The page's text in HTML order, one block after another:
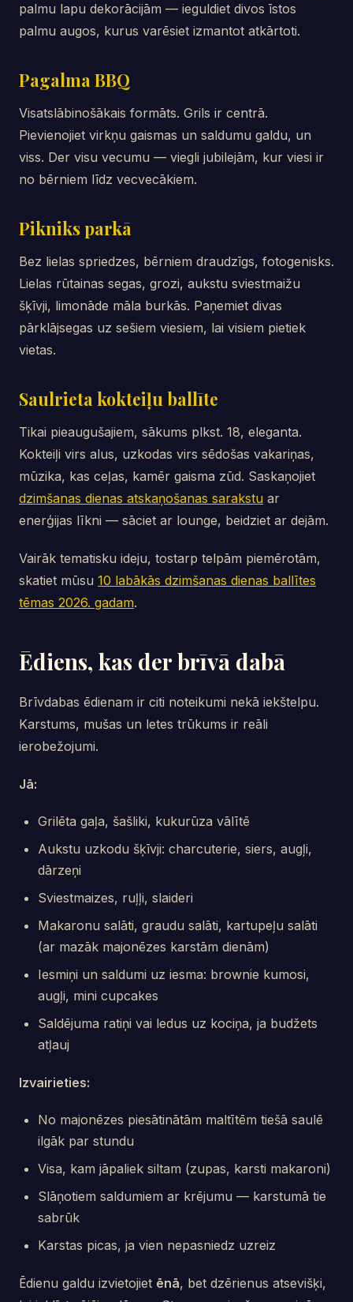
palmu lapu dekorācijām — ieguldiet divos īstos
palmu augos, kurus varēsiet izmantot atkārtoti.
Pagalma BBQ
Visatslābinošākais formāts. Grils ir centrā.
Pievienojiet virkņu gaismas un saldumu galdu, un
viss. Der visu vecumu — viegli jubilejām, kur viesi ir
no bērniem līdz vecvecākiem.
Pikniks parkā
Bez lielas spriedzes, bērniem draudzīgs, fotogenisks.
Lielas rūtainas segas, grozi, aukstu sviestmaižu
šķīvji, limonāde māla burkās. Paņemiet divas
pārklājsegas uz sešiem viesiem, lai visiem pietiek
vietas.
Saulrieta kokteiļu ballīte
Tikai pieaugušajiem, sākums plkst. 18, eleganta.
Kokteiļi virs alus, uzkodas virs sēdošas vakariņas,
mūzika, kas ceļas, kamēr gaisma zūd. Saskaņojiet
dzimšanas dienas atskaņošanas sarakstu ar
enerģijas līkni — sāciet ar lounge, beidziet ar dejām.
Vairāk tematisku ideju, tostarp telpām piemērotām,
skatiet mūsu 10 labākās dzimšanas dienas ballītes
tēmas 2026. gadam.
Ēdiens, kas der brīvā dabā
Brīvdabas ēdienam ir citi noteikumi nekā iekštelpu.
Karstums, mušas un letes trūkums ir reāli
ierobežojumi.
Jā:
Grilēta gaļa, šašliki, kukurūza vālītē
Aukstu uzkodu šķīvji: charcuterie, siers, augļi,
dārzeņi
Sviestmaizes, ruļļi, slaideri
Makaronu salāti, graudu salāti, kartupeļu salāti
(ar mazāk majonēzes karstām dienām)
Iesmiņi un saldumi uz iesma: brownie kumosi,
augļi, mini cupcakes
Saldējuma ratiņi vai ledus uz kociņa, ja budžets
atļauj
Izvairieties:
No majonēzes piesātinātām maltītēm tiešā saulē
ilgāk par stundu
Visa, kam jāpaliek siltam (zupas, karsti makaroni)
Slāņotiem saldumiem ar krējumu — karstumā tie
sabrūk
Karstas picas, ja vien nepasniedz uzreiz
Ēdienu galdu izvietojiet ēnā, bet dzērienus atsevišķi,